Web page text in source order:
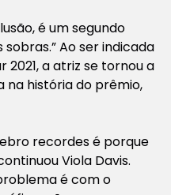
é um segundo
Ao ser indicada
a atriz se tornou a
na história do prêmio,
recordes é porque
Viola Davis.
é com o